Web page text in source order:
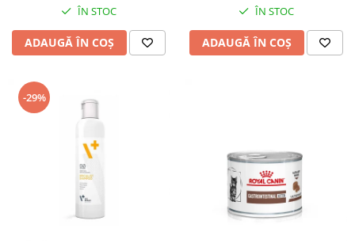
ÎN STOC
ADAUGĂ ÎN COȘ
ÎN STOC
ADAUGĂ ÎN COȘ
-29%